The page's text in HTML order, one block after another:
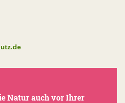
Natur auch vor Ihrer